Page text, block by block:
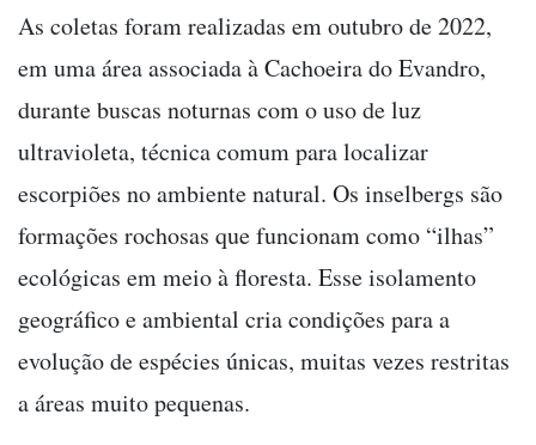
As coletas foram realizadas em outubro de 2022,
em uma área associada à Cachoeira do Evandro,
durante buscas noturnas com o uso de luz
ultravioleta, técnica comum para localizar
escorpiões no ambiente natural. Os inselbergs são
formações rochosas que funcionam como “ilhas”
ecológicas em meio à floresta. Esse isolamento
geográfico e ambiental cria condições para a
evolução de espécies únicas, muitas vezes restritas
a áreas muito pequenas.